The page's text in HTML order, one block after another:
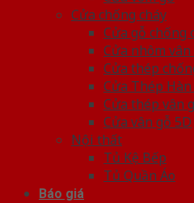
Cửa chống cháy
Cửa gỗ chống
Cửa nhôm vân
Cửa thép
Cửa Thép
Cửa thép vân
Cửa vân gỗ 5D
Nội thất
Tủ Kệ Bếp
Tủ Quần Áo
Báo giá